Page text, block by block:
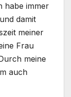
habe immer
damit
meiner
Frau
meine
auch